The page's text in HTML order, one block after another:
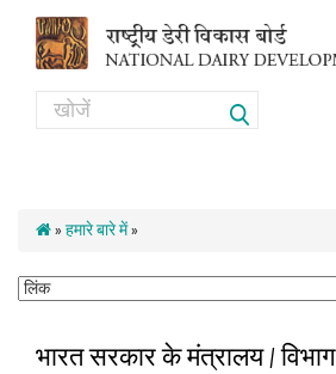
Search
» हमारे बारे में»
भारत सरकार के मंत्रालय / विभाग